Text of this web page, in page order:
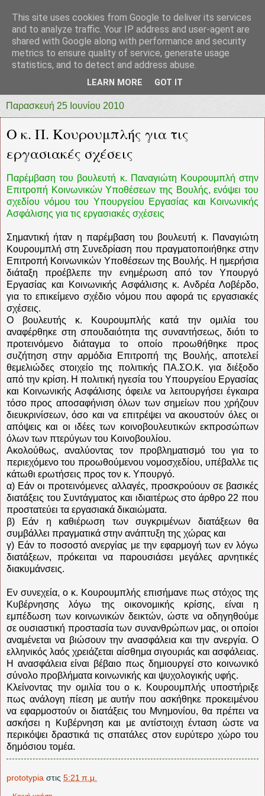
prototypia
"ΠΡΩΤΟΤΥΠΙΑ" * ΑΝΕΞΑΡΤΗΤΗ-ΗΛΕΚΤΡΟΝΙΚΗ-
Παρασκευή 25 Ιουνίου 2010
Ο κ. Π. Κουρουμπλής για τις
εργασιακές σχέσεις
Παρέμβαση του βουλευτή κ. Παναγιώτη Κουρουμπλή στην
Επιτροπή Κοινωνικών Υποθέσεων της Βουλής, ενόψει του
σχεδίου νόμου του Υπουργείου Εργασίας και Κοινωνικής
Ασφάλισης για τις εργασιακές σχέσεις
Σημαντική ήταν η παρέμβαση του βουλευτή κ. Παναγιώτη
Κουρουμπλή στη Συνεδρίαση που πραγματοποιήθηκε στην
Επιτροπή Κοινωνικών Υποθέσεων της Βουλής. Η ημερήσια
διάταξη προέβλεπε την ενημέρωση από τον Υπουργό
Εργασίας και Κοινωνικής Ασφάλισης κ. Ανδρέα Λοβέρδο,
για το επικείμενο σχέδιο νόμου που αφορά τις εργασιακές
σχέσεις.
Ο βουλευτής κ. Κουρουμπλής κατά την ομιλία του
αναφέρθηκε στη σπουδαιότητα της συναντήσεως, διότι το
προτεινόμενο διάταγμα το οποίο προωθήθηκε προς
συζήτηση στην αρμόδια Επιτροπή της Βουλής, αποτελεί
θεμελιώδες στοιχείο της πολιτικής ΠΑ.ΣΟ.Κ. για διέξοδο
από την κρίση. Η πολιτική ηγεσία του Υπουργείου Εργασίας
και Κοινωνικής Ασφάλισης όφειλε να λειτουργήσει έγκαιρα
τόσο προς αποσαφήνιση όλων των σημείων που χρήζουν
διευκρινίσεων, όσο και να επιτρέψει να ακουστούν όλες οι
απόψεις και οι ιδέες των κοινοβουλευτικών εκπροσώπων
όλων των πτερύγων του Κοινοβουλίου.
Ακολούθως, αναλύοντας τον προβληματισμό του για το
περιεχόμενο του προωθούμενου νομοσχεδίου, υπέβαλλε τις
κάτωθι ερωτήσεις προς τον κ. Υπουργό.
α) Εάν οι προτεινόμενες αλλαγές, προσκρούουν σε βασικές
διατάξεις του Συντάγματος και ιδιαιτέρως στο άρθρο 22 που
προστατεύει τα εργασιακά δικαιώματα.
β) Εάν η καθιέρωση των συγκριμένων διατάξεων θα
συμβάλλει πραγματικά στην ανάπτυξη της χώρας και
γ) Εάν το ποσοστό ανεργίας με την εφαρμογή των εν λόγω
διατάξεων, πρόκειται να παρουσιάσει μεγάλες αρνητικές
διακυμάνσεις.
Εν συνεχεία, ο κ. Κουρουμπλής επισήμανε πως στόχος της
Κυβέρνησης λόγω της οικονομικής κρίσης, είναι η
εμπέδωση των κοινωνικών δεικτών, ώστε να οδηγηθούμε
σε ουσιαστική προστασία των συνανθρώπων μας, οι οποίοι
αναμένεται να βιώσουν την ανασφάλεια και την ανεργία. Ο
ελληνικός λαός χρειάζεται αίσθημα σιγουριάς και ασφάλειας.
Η ανασφάλεια είναι βέβαιο πως δημιουργεί στο κοινωνικό
σύνολο προβλήματα κοινωνικής και ψυχολογικής υφής.
Κλείνοντας την ομιλία του ο κ. Κουρουμπλής υποστήριξε
πως ανάλογη πίεση με αυτήν που ασκήθηκε προκειμένου
να εφαρμοστούν οι διατάξεις του Μνημονίου, θα πρέπει να
ασκήσει η Κυβέρνηση και με αντίστοιχη ένταση ώστε να
περικόψει δραστικά τις σπατάλες στον ευρύτερο χώρο του
δημόσιου τομέα.
prototypia στις 5:21 π.μ.
This site uses cookies from Google to deliver its services
and to analyze traffic. Your IP address and user-agent are
shared with Google along with performance and security
metrics to ensure quality of service, generate usage
statistics, and to detect and address abuse.
LEARN MORE GOT IT